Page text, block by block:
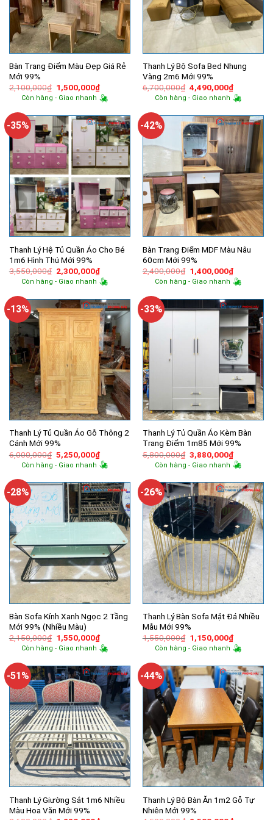
Bàn Trang Điểm Màu Đẹp Giá Rẻ
Mới 99%
2,100,000₫ Giá
gốc
là:
1,500,000₫Giá
hiện
tại
1,500,000₫.
Còn hàng - Giao nhanh
Thanh Lý Bộ Sofa Bed Nhung
Vàng 2m6 Mới 99%
6,700,000₫ Giá
gốc
là:
4,490,000₫Giá
hiện
tại
Còn hàng - Giao nhanh
-35%
Thanh Lý Hệ Tủ Quần Áo Cho Bé
1m6 Hình Thú Mới 99%
3,550,000₫ Giá
gốc
là:
2,300,000₫Giá
hiện
tại
2,300,000₫.
Còn hàng - Giao nhanh
-42%
Bàn Trang Điểm MDF Màu Nâu
60cm Mới 99%
2,400,000₫ Giá
gốc
là:
1,400,000₫Giá
hiện
tại
Còn hàng - Giao nhanh
-13%
Thanh Lý Tủ Quần Áo Gỗ Thông 2
Cánh Mới 99%
6,000,000₫ Giá
gốc
là:
5,250,000₫Giá
hiện
tại
5,250,000₫.
Còn hàng - Giao nhanh
-33%
Thanh Lý Tủ Quần Áo Kèm Bàn
Trang Điểm 1m85 Mới 99%
5,800,000₫ Giá
gốc
là:
3,880,000₫Giá
hiện
tại
Còn hàng - Giao nhanh
-28%
Bàn Sofa Kính Xanh Ngọc 2 Tầng
Mới 99% (Nhiều Màu)
2,150,000₫ Giá
gốc
là:
1,550,000₫Giá
hiện
tại
1,550,000₫.
Còn hàng - Giao nhanh
-26%
Thanh Lý Bàn Sofa Mặt Đá Nhiều
Mẫu Mới 99%
1,550,000₫ Giá
gốc
là:
1,150,000₫Giá
hiện
tại
Còn hàng - Giao nhanh
-51%
Thanh Lý Giường Sắt 1m6 Nhiều
Màu Hoa Văn Mới 99%
-44%
Thanh Lý Bộ Bàn Ăn 1m2 Gỗ Tự
Nhiên Mới 99%